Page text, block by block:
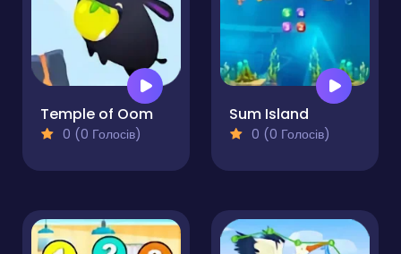
Temple of Oom
0 (0 Голосів)
Sum Island
0 (0 Голосів)